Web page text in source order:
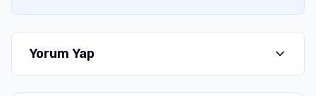
Yorum Yap